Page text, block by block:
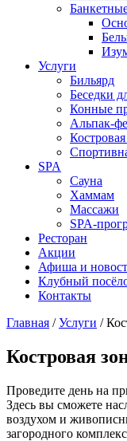
Услуги
Бильярд
Беседки
Конные
Альпак-
Костровая
SPA
Сауна
Хаммам
Массажи
SPA-
Ресторан
Акции
Афиша и
Клубный
Контакты
Главная /Услуги /
Костровая
Проведите день на
Здесь вы сможете
воздухом и
загородного